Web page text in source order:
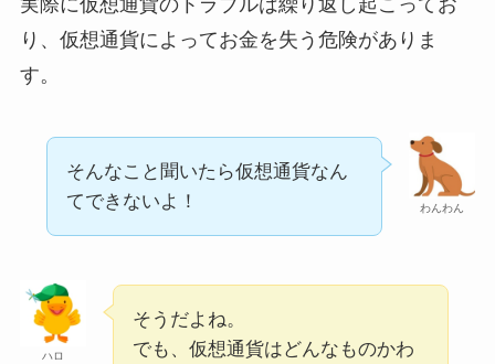
実際に仮想通貨のトラブルは繰り返し起こってお
り、仮想通貨によってお金を失う危険がありま
す。
わんわん
そんなこと聞いたら仮想通貨なん
てできないよ！
ハロ
そうだよね。
でも、仮想通貨はどんなものかわ